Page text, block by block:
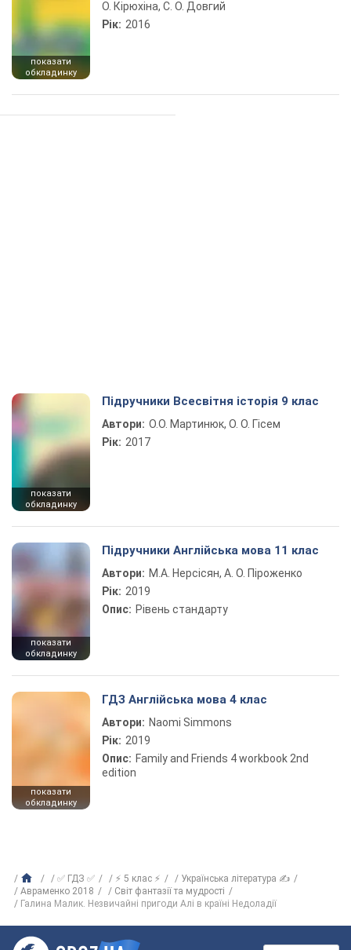
показати
обкладинку
О. Кірюхіна, С. О. Довгий
Рік: 2016
показати
обкладинку
Підручники Всесвітня історія 9 клас
Автори: О.О. Мартинюк, О. О. Гісем
Рік: 2017
показати
обкладинку
Підручники Англійська мова 11 клас
Автори: М.А. Нерсісян, А. О. Піроженко
Рік: 2019
Опис: Рівень стандарту
показати
обкладинку
ГДЗ Англійська мова 4 клас
Автори: Naomi Simmons
Рік: 2019
Опис: Family and Friends 4 workbook 2nd
edition
✅ ГДЗ ✅ ⚡ 5 клас ⚡
Українська література ✍
Авраменко 2018
Світ фантазії та мудрості
Галина Малик. Незвичайні пригоди Алі в країні Недоладії